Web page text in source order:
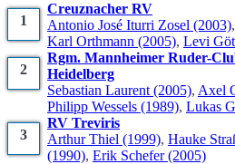
1
Creuznacher RV
Antonio José Iturri Zosel (2003),
Karl Orthmann (2005), Levi
2
Rgm. Mannheimer Ruder-
Heidelberg
Sebastian Laurent (2005), Axel
Philipp Wessels (1989), Lukas
3
RV Treviris
Arthur Thiel (1999), Hauke
(1990), Erik Schefer (2005)